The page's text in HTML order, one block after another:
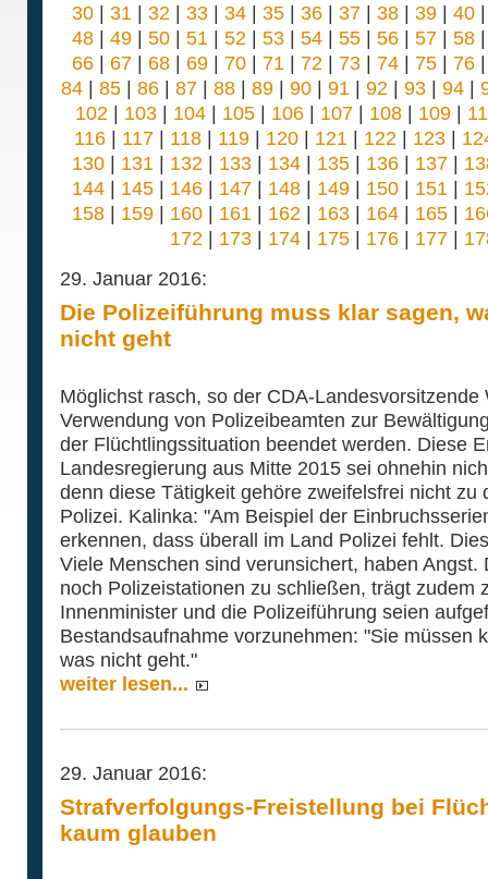
30| 31 | 32 | 33| 34| 35| 36| 37| 38| 39| 40
48| 49| 50| 51 | 52 | 53| 54| 55| 56| 57| 58
66| 67| 68| 69| 70| 71 | 72 | 73| 74| 75| 76
84| 85| 86| 87| 88| 89| 90| 91 | 92 | 93| 94|
102 | 103 | 104 | 105 | 106 | 107 | 108 | 109 |
116| 117| 118| 119| 120| 121 | 122 | 123|
130| 131 | 132 | 133| 134| 135| 136| 137|
144| 145| 146| 147| 148| 149| 150| 151 |
158| 159| 160| 161 | 162 | 163| 164| 165|
172 | 173| 174| 175| 176| 177|
29. Januar 2016:
Die Polizeiführung muss klar sagen,
nicht geht
Möglichst rasch, so der CDA-
Verwendung von Polizeibeamten zur
der Flüchtlingssituation beendet werden. Diese
Landesregierung aus Mitte 2015 sei ohnehin
denn diese Tätigkeit gehöre zweifelsfrei nicht zu
Polizei. Kalinka: "Am Beispiel der
erkennen, dass überall im Land Polizei fehlt.
Viele Menschen sind verunsichert, haben
noch Polizeistationen zu schließen, trägt zudem
Innenminister und die Polizeiführung seien
Bestandsaufnahme vorzunehmen: "Sie müssen
was nicht geht."
weiter lesen...
29. Januar 2016:
Strafverfolgungs-Freistellung bei
kaum glauben